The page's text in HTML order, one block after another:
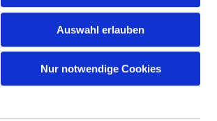
Auswahl erlauben
Nur notwendige Cookies
Accept cookies